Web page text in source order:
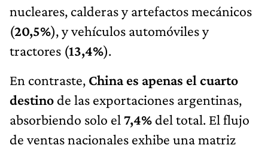
nucleares, calderas y artefactos mecánicos
(20,5%), y vehículos automóviles y
tractores (13,4%).
En contraste, China es apenas el cuarto
destino de las exportaciones argentinas,
absorbiendo solo el 7,4% del total. El flujo
de ventas nacionales exhibe una matriz